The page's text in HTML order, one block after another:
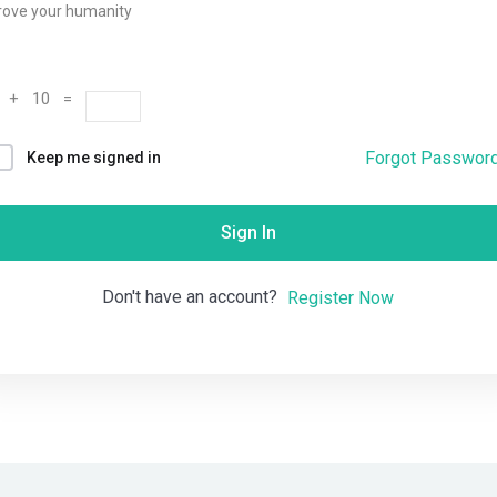
your humanity
+ 10 =
Keep me signed in Forgot
Sign In
Don't have an account? Register Now